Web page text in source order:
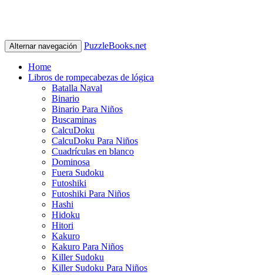
Alternar navegación PuzzleBooks.net
Home
Libros de rompecabezas de lógica
Batalla Naval
Binario
Binario Para Niños
Buscaminas
CalcuDoku
CalcuDoku Para Niños
Cuadrículas en blanco
Dominosa
Fuera Sudoku
Futoshiki
Futoshiki Para Niños
Hashi
Hidoku
Hitori
Kakuro
Kakuro Para Niños
Killer Sudoku
Killer Sudoku Para Niños